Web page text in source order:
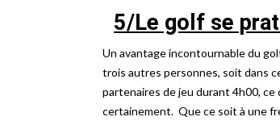
5/Le golf se
Un avantage incontournable du
trois autres personnes, soit dans
partenaires de jeu durant 4h00,
certainement. Que ce soit à une